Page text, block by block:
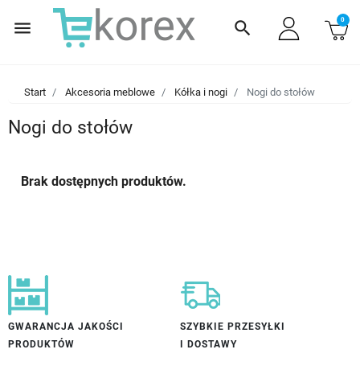
menu search 0
Start Akcesoria meblowe Kółka i nogi Nogi do stołów
Nogi do stołów
Brak dostępnych produktów.
GWARANCJA JAKOŚCI
PRODUKTÓW
SZYBKIE PRZESYŁKI
I DOSTAWY